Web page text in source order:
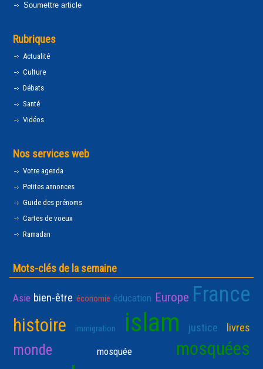
Soumettre article
Rubriques
Actualité
Culture
Débats
Santé
Vidéos
Nos services web
Votre agenda
Petites annonces
Guide des prénoms
Cartes de voeux
Ramadan
Mots-clés de la semaine
Asie bien-être économie éducation Europe France
histoire immigration islam justice livres
monde mosquée mosquées